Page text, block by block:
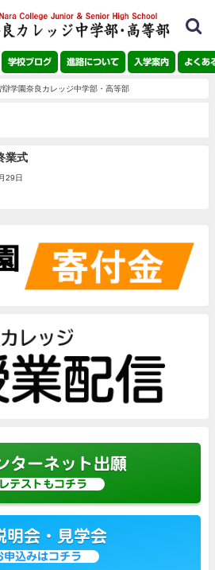
学校ブログ 進路について 入学案内 よくあ
学園奈良カレッジ中学部・高等部
業式
29日
ターネット出願
テストもコチラ
明会・見学会
申込みはコチラ